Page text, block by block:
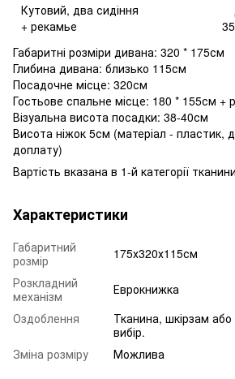
Кутовий, два сидіння
+ рекамье
Габаритні розміри дивана: 320 * 175см
Глибина дивана: близько 115см
Посадочне місце: 320см
Гостьове спальне місце: 180 * 155см +
Візуальна висота посадки: 38-40см
Висота ніжок 5см (матеріал - пластик,
доплату)
Вартість вказана в 1-й категорії
Характеристики
Габаритний
розмір
175х320х115см
Розкладний
механізм
Еврокнижка
Оздоблення
Тканина, шкірзам
вибір.
Зміна розміру
Можлива